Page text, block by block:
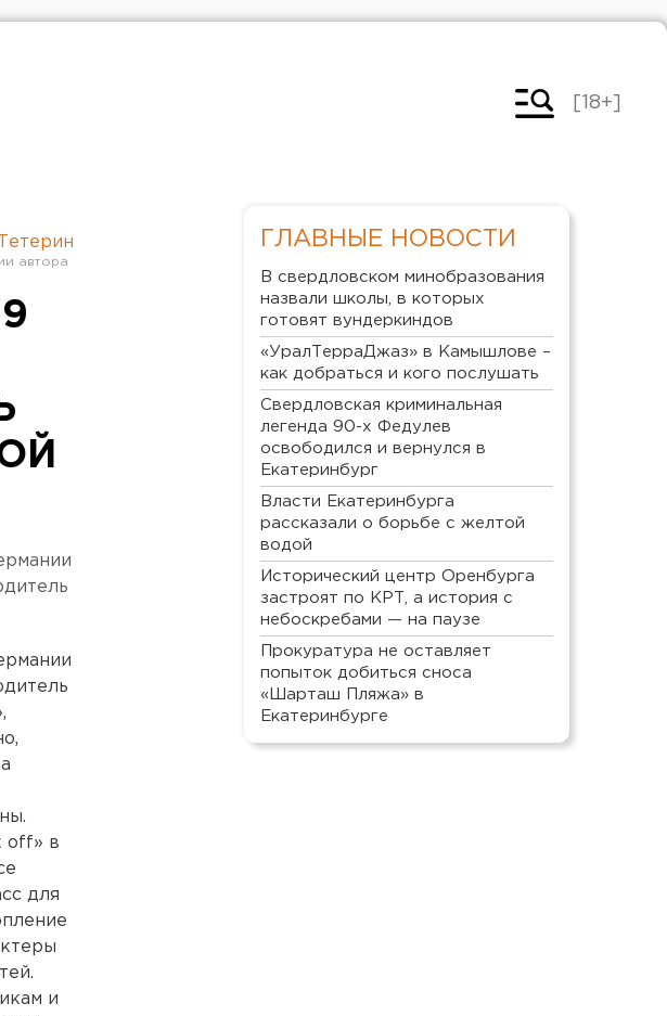
[18+]
off» в
для
и
ГЛАВНЫЕ НОВОСТИ
В свердловском минобразования
назвали школы, в которых
готовят вундеркиндов
«УралТерраДжаз» в Камышлове –
как добраться и кого послушать
Свердловская криминальная
легенда 90-х Федулев
освободился и вернулся в
Екатеринбург
Власти Екатеринбурга
рассказали о борьбе с желтой
водой
Исторический центр Оренбурга
застроят по КРТ, а история с
небоскребами — на паузе
Прокуратура не оставляет
попыток добиться сноса
«Шарташ Пляжа» в
Екатеринбурге